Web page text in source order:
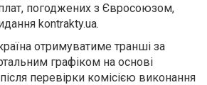
погоджених з Євросоюзом,
kontrakty.ua.
отримуватиме транші за
графіком на основі
після перевірки комісією виконання